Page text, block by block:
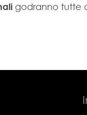
godranno tutte